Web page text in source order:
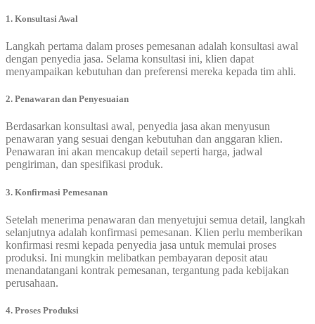
1. Konsultasi Awal
Langkah pertama dalam proses pemesanan adalah konsultasi awal
dengan penyedia jasa. Selama konsultasi ini, klien dapat
menyampaikan kebutuhan dan preferensi mereka kepada tim ahli.
2. Penawaran dan Penyesuaian
Berdasarkan konsultasi awal, penyedia jasa akan menyusun
penawaran yang sesuai dengan kebutuhan dan anggaran klien.
Penawaran ini akan mencakup detail seperti harga, jadwal
pengiriman, dan spesifikasi produk.
3. Konfirmasi Pemesanan
Setelah menerima penawaran dan menyetujui semua detail, langkah
selanjutnya adalah konfirmasi pemesanan. Klien perlu memberikan
konfirmasi resmi kepada penyedia jasa untuk memulai proses
produksi. Ini mungkin melibatkan pembayaran deposit atau
menandatangani kontrak pemesanan, tergantung pada kebijakan
perusahaan.
4. Proses Produksi